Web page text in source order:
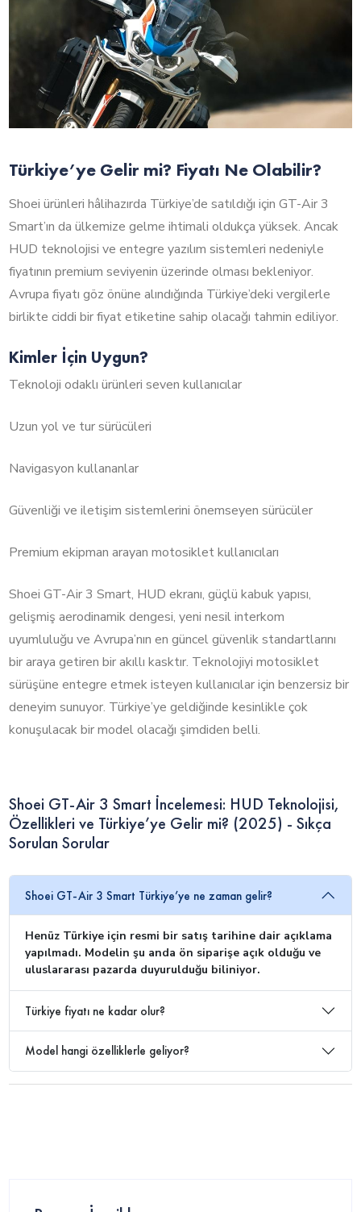
Türkiye’ye Gelir mi? Fiyatı Ne Olabilir?
Shoei ürünleri hâlihazırda Türkiye’de satıldığı için GT-Air 3
Smart’ın da ülkemize gelme ihtimali oldukça yüksek. Ancak
HUD teknolojisi ve entegre yazılım sistemleri nedeniyle
fiyatının premium seviyenin üzerinde olması bekleniyor.
Avrupa fiyatı göz önüne alındığında Türkiye’deki vergilerle
birlikte ciddi bir fiyat etiketine sahip olacağı tahmin ediliyor.
Kimler İçin Uygun?
Teknoloji odaklı ürünleri seven kullanıcılar
Uzun yol ve tur sürücüleri
Navigasyon kullananlar
Güvenliği ve iletişim sistemlerini önemseyen sürücüler
Premium ekipman arayan motosiklet kullanıcıları
Shoei GT-Air 3 Smart, HUD ekranı, güçlü kabuk yapısı,
gelişmiş aerodinamik dengesi, yeni nesil interkom
uyumluluğu ve Avrupa’nın en güncel güvenlik standartlarını
bir araya getiren bir akıllı kasktır. Teknolojiyi motosiklet
sürüşüne entegre etmek isteyen kullanıcılar için benzersiz bir
deneyim sunuyor. Türkiye’ye geldiğinde kesinlikle çok
konuşulacak bir model olacağı şimdiden belli.
Shoei GT-Air 3 Smart İncelemesi: HUD Teknolojisi,
Özellikleri ve Türkiye’ye Gelir mi? (2025) - Sıkça
Sorulan Sorular
Shoei GT-Air 3 Smart Türkiye’ye ne zaman gelir?
Henüz Türkiye için resmi bir satış tarihine dair açıklama
yapılmadı. Modelin şu anda ön siparişe açık olduğu ve
uluslararası pazarda duyurulduğu biliniyor.
Türkiye fiyatı ne kadar olur?
Model hangi özelliklerle geliyor?